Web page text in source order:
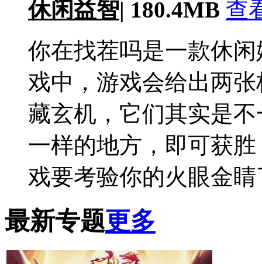
休闲益智| 180.4MB 查
你在找茬吗是一款休
戏中，游戏会给出两
藏玄机，它们其实是
一样的地方，即可获
戏要考验你的火眼金
最新专题更多